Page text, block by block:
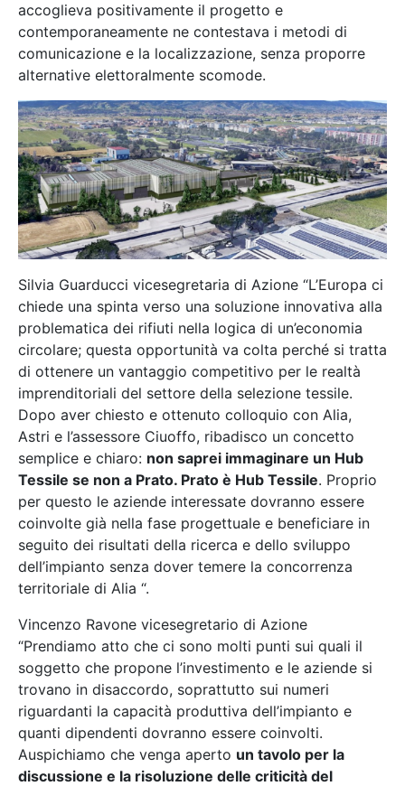
accoglieva positivamente il progetto e
contemporaneamente ne contestava i metodi di
comunicazione e la localizzazione, senza proporre
alternative elettoralmente scomode.
Silvia Guarducci vicesegretaria di Azione “L’Europa ci
chiede una spinta verso una soluzione innovativa alla
problematica dei rifiuti nella logica di un’economia
circolare; questa opportunità va colta perché si tratta
di ottenere un vantaggio competitivo per le realtà
imprenditoriali del settore della selezione tessile.
Dopo aver chiesto e ottenuto colloquio con Alia,
Astri e l’assessore Ciuoffo, ribadisco un concetto
semplice e chiaro: non saprei immaginare un Hub
Tessile se non a Prato. Prato è Hub Tessile. Proprio
per questo le aziende interessate dovranno essere
coinvolte già nella fase progettuale e beneficiare in
seguito dei risultati della ricerca e dello sviluppo
dell’impianto senza dover temere la concorrenza
territoriale di Alia “.
Vincenzo Ravone vicesegretario di Azione
“Prendiamo atto che ci sono molti punti sui quali il
soggetto che propone l’investimento e le aziende si
trovano in disaccordo, soprattutto sui numeri
riguardanti la capacità produttiva dell’impianto e
quanti dipendenti dovranno essere coinvolti.
Auspichiamo che venga aperto un tavolo per la
discussione e la risoluzione delle criticità del